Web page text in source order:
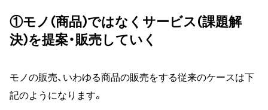
①モノ(商品)ではなくサービス(課題解
決)を提案・販売していく
モノの販売、いわゆる商品の販売をする従来のケースは下
記のようになります。